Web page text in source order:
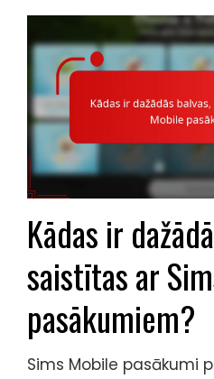
Kādas ir
saistītas ar
pasākumiem?
Sims Mobile pasākumi